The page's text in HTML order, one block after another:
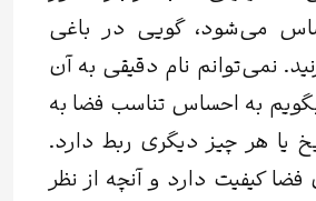
می‌شود، گویی در باغی
نمی‌توانم نام دقیقی به آن
به احساس تناسب فضا به
یا هر چیز دیگری ربط دارد.
کیفیت دارد و آنچه از نظر